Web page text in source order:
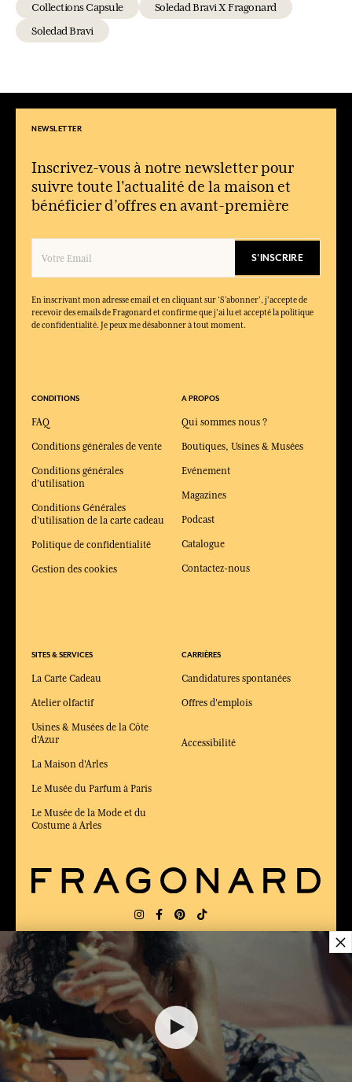
17,00 €
Collections Capsule
Soledad Bravi X Fragonard
Soledad Bravi
NEWSLETTER
Inscrivez-vous à notre newsletter pour
suivre toute l'actualité de la maison et
bénéficier d’offres en avant-première
S'INSCRIRE
En inscrivant mon adresse email et en cliquant sur ‘S’abonner’, j'accepte de
recevoir des emails de Fragonard et confirme que j'ai lu et accepté la politique
de confidentialité. Je peux me désabonner à tout moment.
CONDITIONS
FAQ
Conditions générales de vente
Conditions générales
d'utilisation
Conditions Générales
d'utilisation de la carte cadeau
Politique de confidentialité
Gestion des cookies
SITES & SERVICES
La Carte Cadeau
Atelier olfactif
Usines & Musées de la Côte
d'Azur
La Maison d'Arles
Le Musée du Parfum à Paris
Le Musée de la Mode et du
Costume à Arles
A PROPOS
Qui sommes nous ?
Boutiques, Usines & Musées
Evénement
Magazines
Podcast
Catalogue
Contactez-nous
CARRIÈRES
Candidatures spontanées
Offres d'emplois
Accessibilité
LIVRAISON: FR
ÉLU MEILLEUR SITE DE COMMERCE
en ligne 2025 par le magazine Capital
×